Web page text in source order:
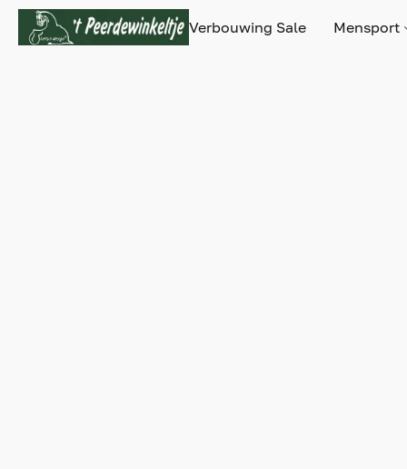
Verbouwing Sale Mensport